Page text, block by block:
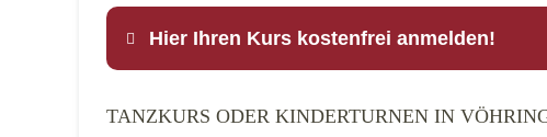
Hier Ihren Kurs kostenfrei anmelden!
TANZKURS ODER KINDERTURNEN IN